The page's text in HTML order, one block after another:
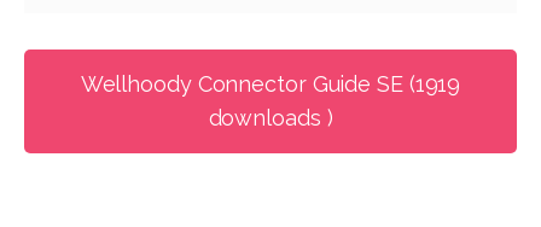
Wellhoody Connector Guide SE (1919
downloads )